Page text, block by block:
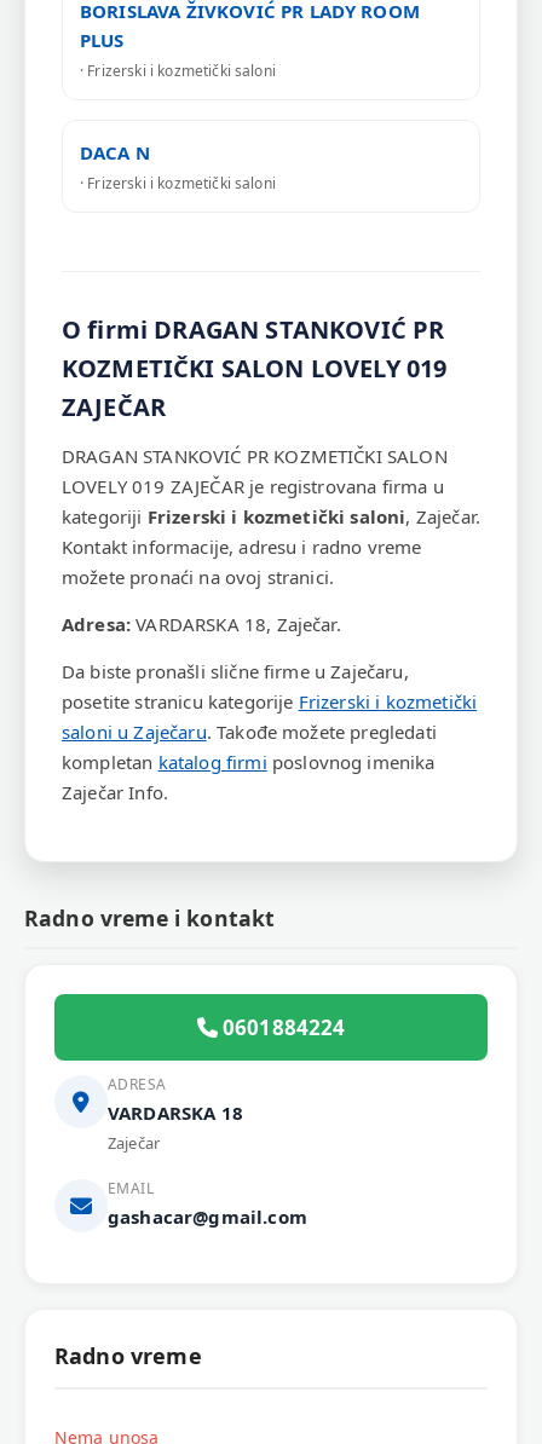
BORISLAVA ŽIVKOVIĆ PR LADY ROOM
PLUS
· Frizerski i kozmetički saloni
DACA N
· Frizerski i kozmetički saloni
O firmi DRAGAN STANKOVIĆ PR
KOZMETIČKI SALON LOVELY 019
ZAJEČAR
DRAGAN STANKOVIĆ PR KOZMETIČKI SALON
LOVELY 019 ZAJEČAR je registrovana firma u
kategoriji Frizerski i kozmetički saloni, Zaječar.
Kontakt informacije, adresu i radno vreme
možete pronaći na ovoj stranici.
Adresa: VARDARSKA 18, Zaječar.
Da biste pronašli slične firme u Zaječaru,
posetite stranicu kategorije Frizerski i kozmetički
saloni u Zaječaru. Takođe možete pregledati
kompletan katalog firmi poslovnog imenika
Zaječar Info.
Radno vreme i kontakt
0601884224
ADRESA
VARDARSKA 18
Zaječar
EMAIL
gashacar@gmail.com
Radno vreme
Nema unosa